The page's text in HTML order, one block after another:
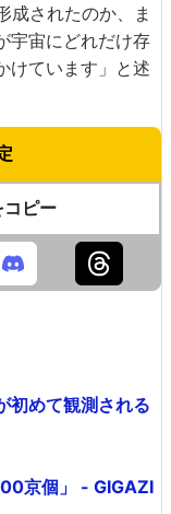
成されたのか、ま
宇宙にどれだけ存
けています」と述
ピー
初めて観測される
京個」 - GIGAZI